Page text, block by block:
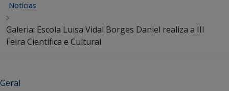
Notícias
Galeria: Escola Luisa Vidal Borges Daniel realiza a III
Feira Científica e Cultural
Geral